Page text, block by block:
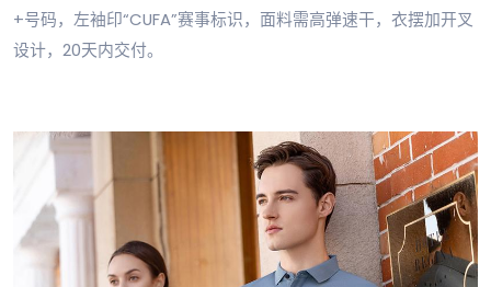
+号码，左袖印“CUFA”赛事标识，面料需高弹速干，衣摆加开叉
设计，20天内交付。